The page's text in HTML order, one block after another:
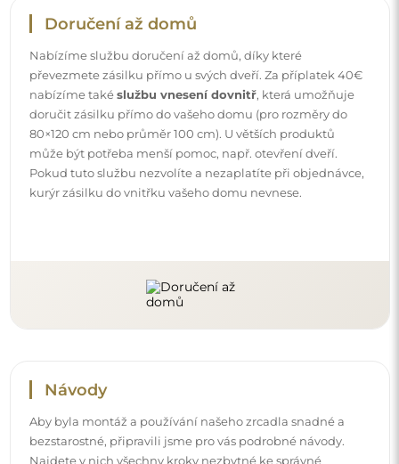
Návody
Aby byla montáž a používání našeho zrcadla snadné a
bezstarostné, připravili jsme pro vás podrobné návody.
Najdete v nich všechny kroky nezbytné ke správné
montáži zrcadla, a také rady týkající se jeho péče, čištění a
údržby, abyste se mohli dlouho těšit z jeho bezvadného
vzhledu.
Prohlédněte si návody k montáži a použití.
akcemi, objevujte trendy v dekoraci a hledejte nápady
na krásné interiéry. Připojte se k naší komunitě a
podívejte se, co pro vás připravujeme!